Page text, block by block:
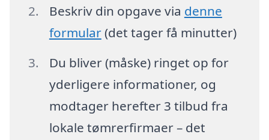
Beskriv din opgave via denne
formular(det tager få minutter)
Du bliver (måske) ringet op for
yderligere informationer, og
modtager herefter 3 tilbud fra
lokale tømrerfirmaer – det